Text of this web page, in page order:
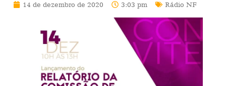
14 de dezembro de 2020 3:03 pm Rádio NF